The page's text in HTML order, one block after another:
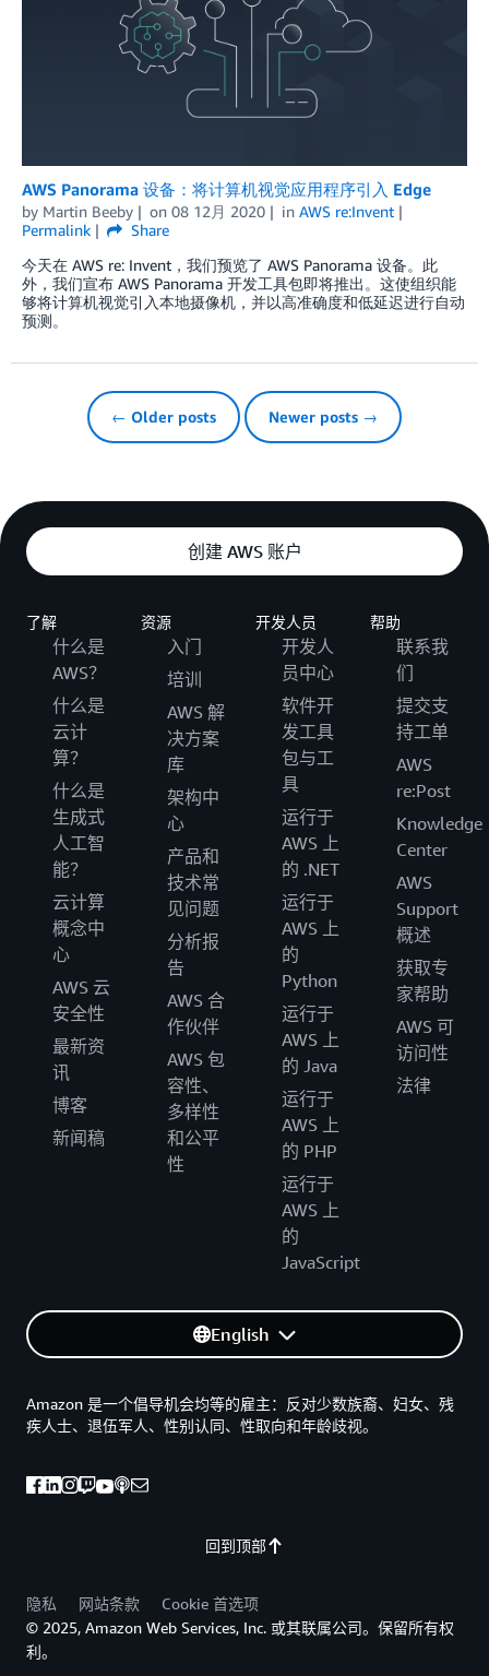
AWS Panorama 设备：将计算机视觉应用程序引入 Edge
by Martin Beeby on 08 12月 2020 in AWS re:Invent
Permalink
Share
今天在 AWS re: Invent，我们预览了 AWS Panorama 设备。此
外，我们宣布 AWS Panorama 开发工具包即将推出。这使组织能
够将计算机视觉引入本地摄像机，并以高准确度和低延迟进行自动
预测。
← Older posts Newer posts →
创建 AWS 账户
了解
什么是
AWS？
什么是
云计
算？
什么是
生成式
人工智
能？
云计算
概念中
心
AWS 云
安全性
最新资
讯
博客
新闻稿
资源
入门
培训
AWS 解
决方案
库
架构中
心
产品和
技术常
见问题
分析报
告
AWS 合
作伙伴
AWS 包
容性、
多样性
和公平
性
开发人员
开发人
员中心
软件开
发工具
包与工
具
运行于
AWS 上
的 .NET
运行于
AWS 上
的
Python
运行于
AWS 上
的 Java
运行于
AWS 上
的 PHP
运行于
AWS 上
的
JavaScript
帮助
联系我
们
提交支
持工单
AWS
re:Post
Knowledge
Center
AWS
Support
概述
获取专
家帮助
AWS 可
访问性
法律
English
回到顶部
Amazon 是一个倡导机会均等的雇主：反对少数族裔、妇女、残
疾人士、退伍军人、性别认同、性取向和年龄歧视。
隐私 网站条款
Cookie 首选项
© 2025, Amazon Web Services, Inc. 或其联属公司。保留所有权
利。